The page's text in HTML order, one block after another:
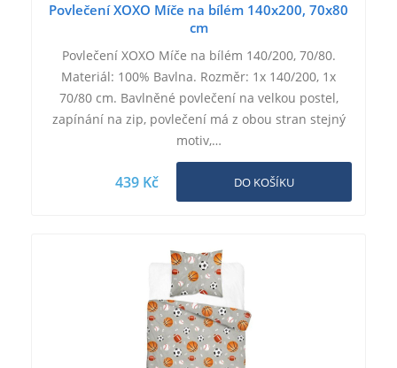
Povlečení XOXO Míče na bílém 140x200, 70x80
cm
Povlečení XOXO Míče na bílém 140/200, 70/80.
Materiál: 100% Bavlna. Rozměr: 1x 140/200, 1x
70/80 cm. Bavlněné povlečení na velkou postel,
zapínání na zip, povlečení má z obou stran stejný
motiv,…
439 Kč DO KOŠÍKU